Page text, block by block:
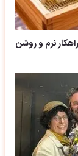
نرم و روشن